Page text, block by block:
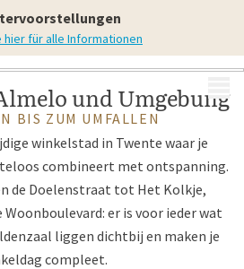
hier für alle Informationen
Umgebung
und Umgebung
BIS ZUM UMFALLEN
winkelstad in Twente waar je
combineert met ontspanning.
de Doelenstraat tot Het Kolkje,
er is voor ieder wat
liggen dichtbij en maken je
compleet.